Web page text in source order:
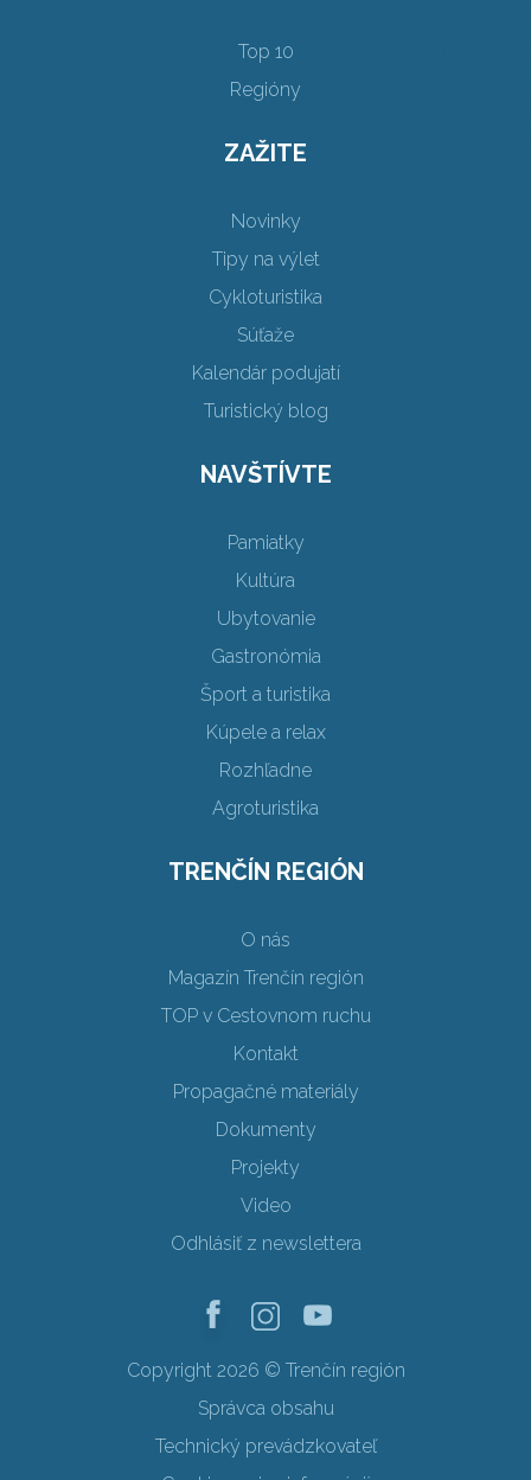
Top 10
Regióny
ZAŽITE
Novinky
Tipy na výlet
Cykloturistika
Súťaže
Kalendár podujatí
Turistický blog
NAVŠTÍVTE
Pamiatky
Kultúra
Ubytovanie
Gastronómia
Šport a turistika
Kúpele a relax
Rozhľadne
Agroturistika
TRENČÍN REGIÓN
O nás
Magazín Trenčín región
TOP v Cestovnom ruchu
Kontakt
Propagačné materiály
Dokumenty
Projekty
Video
Odhlásiť z newslettera
Copyright 2026 © Trenčín región
Správca obsahu
Technický prevádzkovateľ